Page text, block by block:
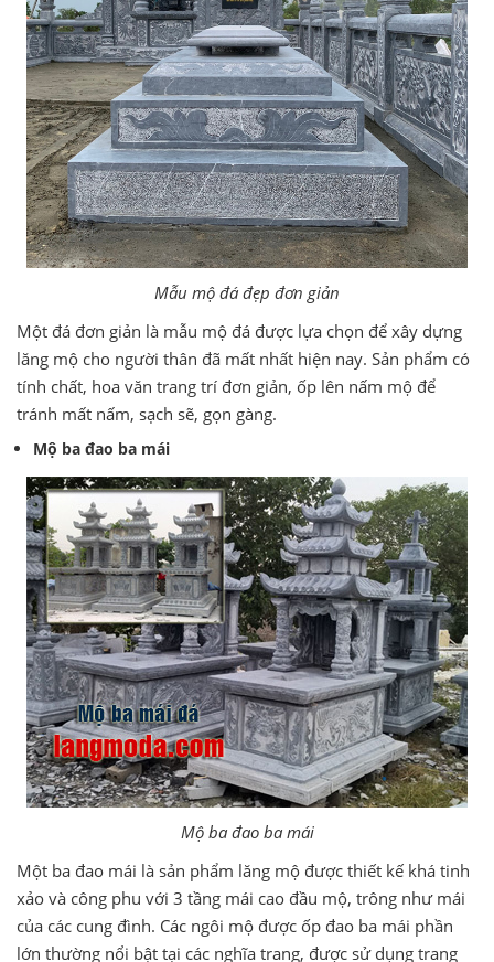
Mẫu mộ đá đẹp đơn giản
Một đá đơn giản là mẫu mộ đá được lựa chọn để xây dựng
lăng mộ cho người thân đã mất nhất hiện nay. Sản phẩm có
tính chất, hoa văn trang trí đơn giản, ốp lên nấm mộ để
tránh mất nấm, sạch sẽ, gọn gàng.
Mộ ba đao ba mái
Mộ ba đao ba mái
Một ba đao mái là sản phẩm lăng mộ được thiết kế khá tinh
xảo và công phu với 3 tầng mái cao đầu mộ, trông như mái
của các cung đình. Các ngôi mộ được ốp đao ba mái phần
lớn thường nổi bật tại các nghĩa trang, được sử dụng trang